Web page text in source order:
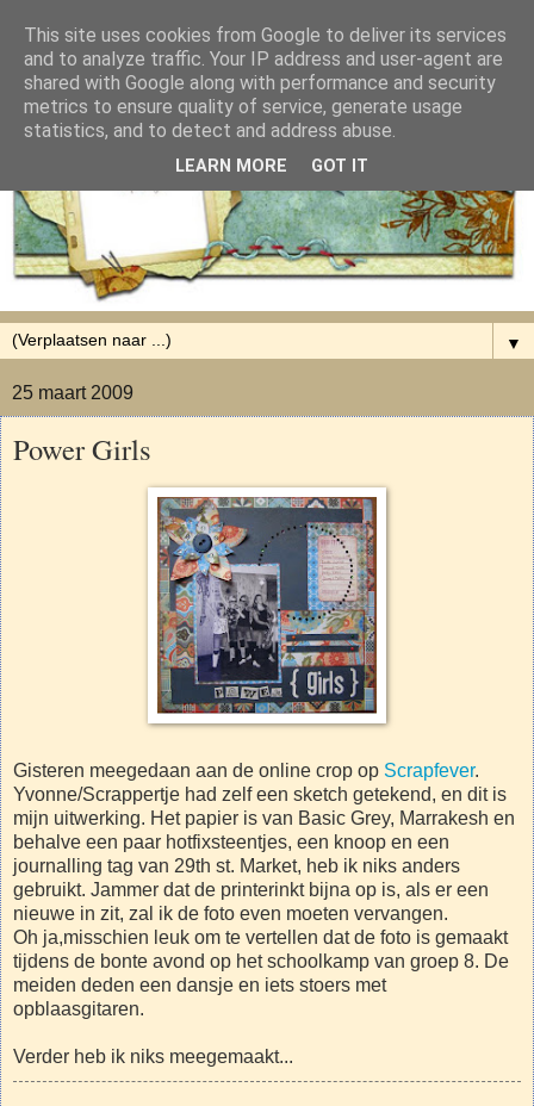
▼
25 maart 2009
Power Girls
Gisteren meegedaan aan de online crop op Scrapfever.
Yvonne/Scrappertje had zelf een sketch getekend, en dit is
mijn uitwerking. Het papier is van Basic Grey, Marrakesh en
behalve een paar hotfixsteentjes, een knoop en een
journalling tag van 29th st. Market, heb ik niks anders
gebruikt. Jammer dat de printerinkt bijna op is, als er een
nieuwe in zit, zal ik de foto even moeten vervangen.
Oh ja,misschien leuk om te vertellen dat de foto is gemaakt
tijdens de bonte avond op het schoolkamp van groep 8. De
meiden deden een dansje en iets stoers met
opblaasgitaren.
Verder heb ik niks meegemaakt...
This site uses cookies from Google to deliver its services
and to analyze traffic. Your IP address and user-agent are
shared with Google along with performance and security
metrics to ensure quality of service, generate usage
statistics, and to detect and address abuse.
LEARN MORE GOT IT